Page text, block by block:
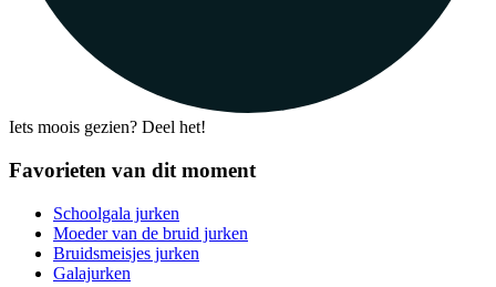
Iets moois gezien? Deel het!
Favorieten van dit moment
Schoolgala jurken
Moeder van de bruid jurken
Bruidsmeisjes jurken
Galajurken